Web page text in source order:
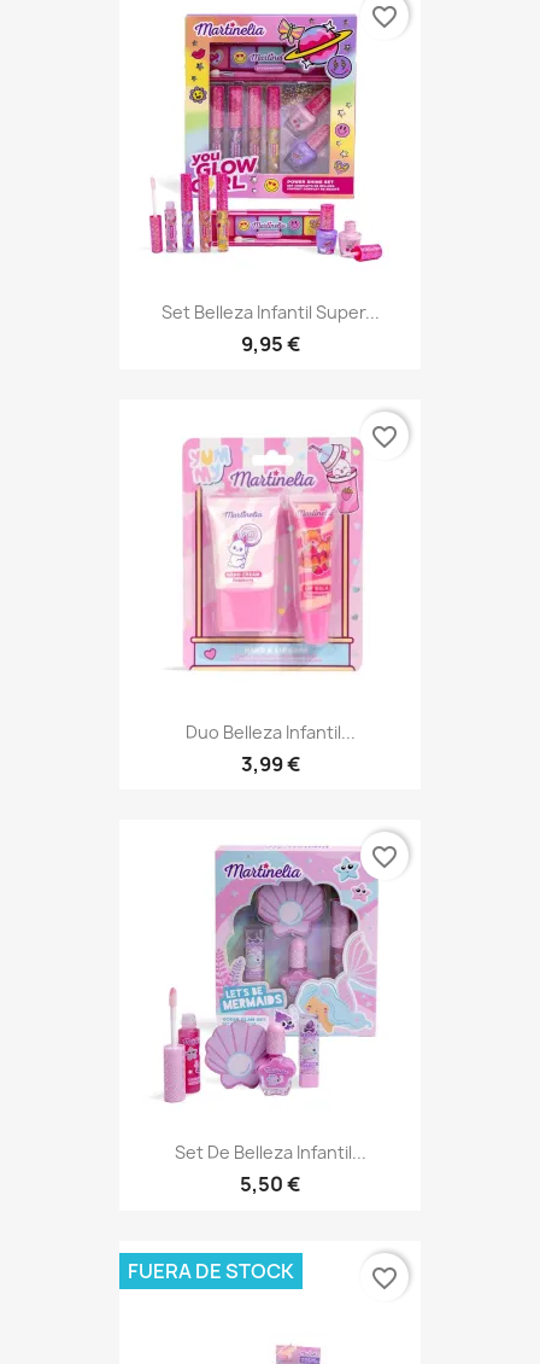
Set Belleza Infantil Super...
9,95 €
favorite_border
Duo Belleza Infantil...
3,99 €
favorite_border
Set De Belleza Infantil...
5,50 €
favorite_border
FUERA DE STOCK favorite_border